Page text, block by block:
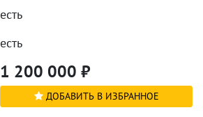
есть
есть
1 200 000 ₽
ДОБАВИТЬ В ИЗБРАННОЕ